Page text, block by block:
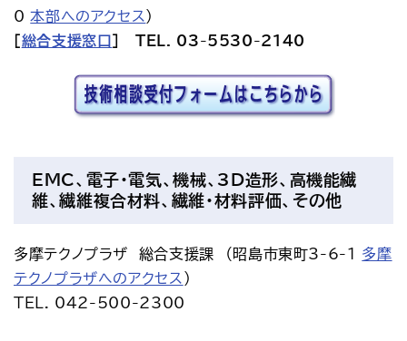
0 本部へのアクセス ）
総合支援窓口 ］   TEL. 03-5530-2140
EMC、電子・電気、機械、3D造形、高機能繊
維、繊維複合材料、繊維・材料評価、その他
多摩テクノプラザ　総合支援課　（昭島市東町3-6-1 多摩
テクノプラザへのアクセス ）
TEL. 042-500-2300